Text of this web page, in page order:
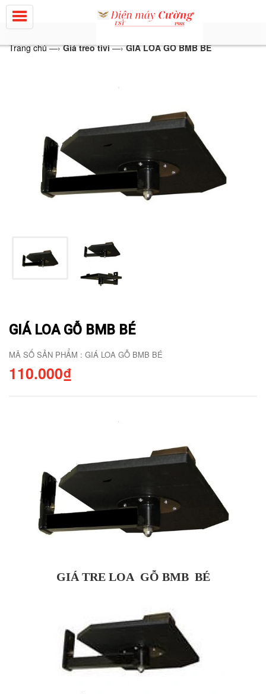
Trang chủ—› Giá treo tivi—› GIÁ LOA GỖ BMB BÉ
GIÁ LOA GỖ BMB BÉ
MÃ SỐ SẢN PHẨM : GIÁ LOA GỖ BMB BÉ
110.000₫
GIÁ TRE LOA GỖ BMB BÉ